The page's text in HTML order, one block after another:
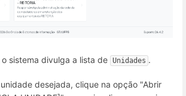
sistema divulga a lista de Unidades .
desejada, clique na opção "Abrir